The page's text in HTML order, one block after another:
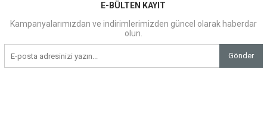
E-BÜLTEN KAYIT
Kampanyalarımızdan ve indirimlerimizden güncel olarak haberdar
olun.
Gönder